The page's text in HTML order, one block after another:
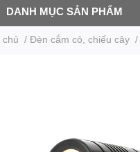
DANH MỤC SẢN PHẨM
chủ / Đèn cắm cỏ, chiếu cây /